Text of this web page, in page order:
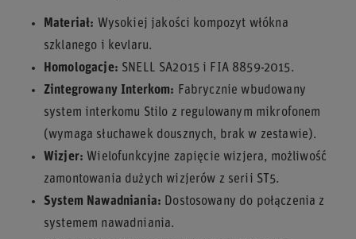
Materiał: Wysokiej jakości kompozyt włókna
szklanego i kevlaru.
Homologacje: SNELL SA2015 i FIA 8859-2015.
Zintegrowany Interkom: Fabrycznie wbudowany
system interkomu Stilo z regulowanym mikrofonem
(wymaga słuchawek dousznych, brak w zestawie).
Wizjer: Wielofunkcyjne zapięcie wizjera, możliwość
zamontowania dużych wizjerów z serii ST5.
System Nawadniania: Dostosowany do połączenia z
systemem nawadniania.